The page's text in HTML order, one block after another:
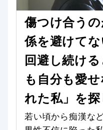
傷つけ合う
係を避けて
回避し続け
も自分も愛
れた私」を探
若い頃から痴漢な